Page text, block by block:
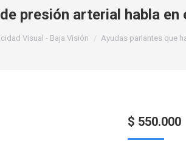
presión arterial habla
Visual - Baja Visión Ayudas parlantes que
$ 550.000